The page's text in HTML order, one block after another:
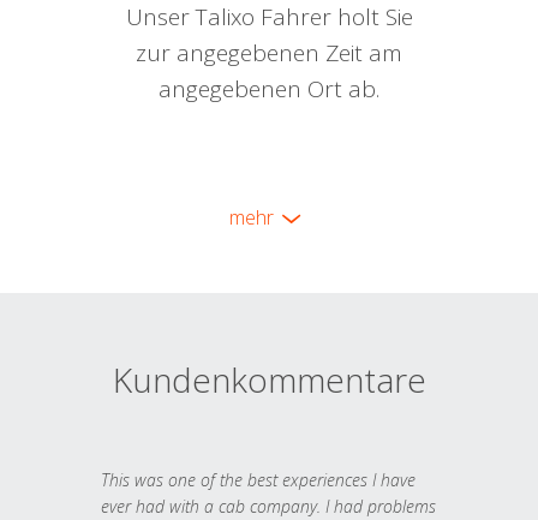
Unser Talixo Fahrer holt Sie
zur angegebenen Zeit am
angegebenen Ort ab.
mehr
Kundenkommentare
This was one of the best experiences I have
ever had with a cab company. I had problems